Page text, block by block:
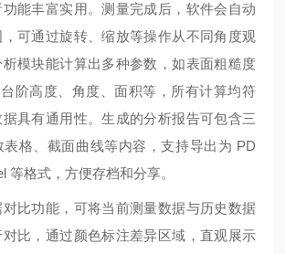
能丰富实用。测量完成后，软件会自动
可通过旋转、缩放等操作从不同角度观
模块能计算出多种参数，如表面粗糙度
阶高度、角度、面积等，所有计算均符
具有通用性。生成的分析报告可包含三
格、截面曲线等内容，支持导出为 PD
等格式，方便存档和分享。
比功能，可将当前测量数据与历史数据
比，通过颜色标注差异区域，直观展示